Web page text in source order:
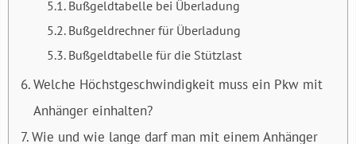
Bußgeldtabelle bei Überladung
Bußgeldrechner für Überladung
Bußgeldtabelle für die Stützlast
Welche Höchstgeschwindigkeit muss ein Pkw mit
Anhänger einhalten?
Wie und wie lange darf man mit einem Anhänger